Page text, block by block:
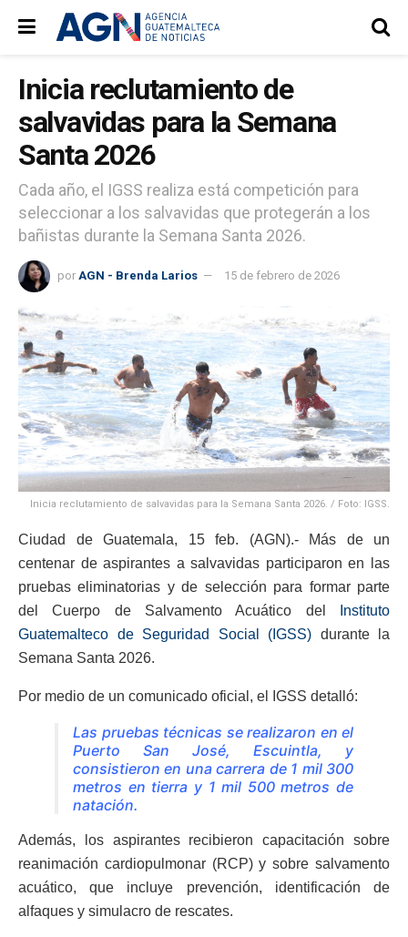
Inicia reclutamiento de
salvavidas para la Semana
Santa 2026
Cada año, el IGSS realiza está competición para
seleccionar a los salvavidas que protegerán a los
bañistas durante la Semana Santa 2026.
por AGN - Brenda Larios 15 de febrero de 2026
Inicia reclutamiento de salvavidas para la Semana Santa 2026. / Foto: IGSS.
Ciudad de Guatemala, 15 feb. (AGN).- Más de un
centenar de aspirantes a salvavidas participaron en las
pruebas eliminatorias y de selección para formar parte
del Cuerpo de Salvamento Acuático del
Instituto
Guatemalteco de Seguridad Social (IGSS) durante la
Semana Santa 2026.
Por medio de un comunicado oficial, el IGSS detalló:
Las pruebas técnicas se realizaron en el
Puerto San José, Escuintla, y
consistieron en una carrera de 1 mil 300
metros en tierra y 1 mil 500 metros de
natación.
Además, los aspirantes recibieron capacitación sobre
reanimación cardiopulmonar (RCP) y sobre salvamento
acuático, que incluye prevención, identificación de
alfaques y simulacro de rescates.